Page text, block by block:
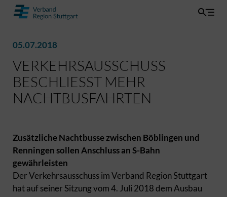
05.07.2018
VERKEHRSAUSSCHUSS
BESCHLIESST MEHR N
ACHTBUSFAHRTEN
Zusätzliche Nachtbusse zwischen Böblingen und
Renningen sollen Anschluss an S-Bahn
gewährleisten
Der Verkehrsausschuss im Verband Region Stuttgart
hat auf seiner Sitzung vom 4. Juli 2018 dem Ausbau